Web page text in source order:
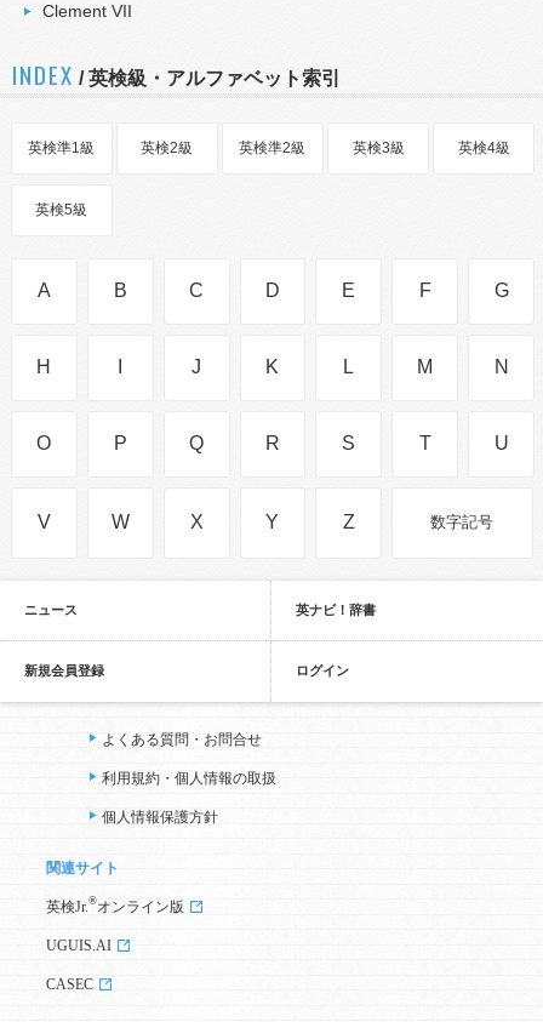
Clement VII
INDEX / 英検級・アルファベット索引
英検準1級 英検2級 英検準2級 英検3級 英検4級
英検5級
A B C D E F G
H J K L M N
O P Q R S T U
V W X Y Z 数字記号
ニュース 英ナビ！辞書
新規会員登録 ログイン
よくある質問・お問合せ
利用規約・個人情報の取扱
個人情報保護方針
関連サイト
英検Jr. ®オンライン版
UGUIS.AI
CASEC